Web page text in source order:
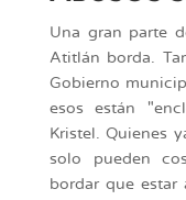
Una gran parte
Atitlán borda.
Gobierno
esos están
Kristel. Quienes
solo pueden
bordar que estar